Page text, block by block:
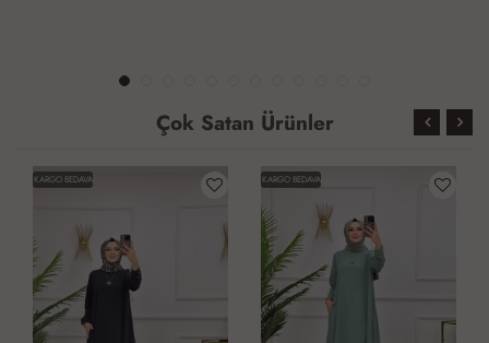
Çok Satan Ürünler
KARGO BEDAVA KARGO BEDAVA